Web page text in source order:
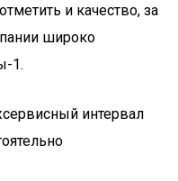
и качество, за
широко
1.
интервал